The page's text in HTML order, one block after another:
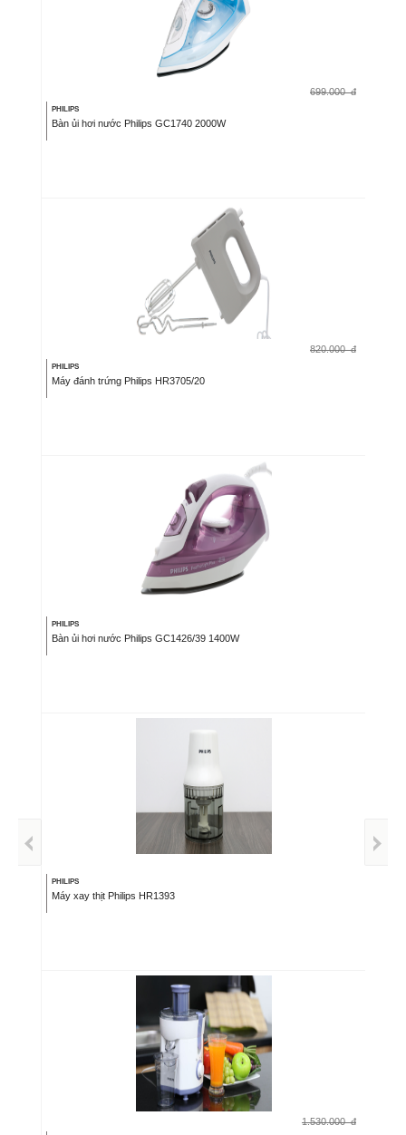
699.000 đ
PHILIPS
Bàn ủi hơi nước Philips GC1740 2000W
820.000 đ
PHILIPS
Máy đánh trứng Philips HR3705/20
PHILIPS
Bàn ủi hơi nước Philips GC1426/39 1400W
PHILIPS
Máy xay thịt Philips HR1393
1.530.000 đ